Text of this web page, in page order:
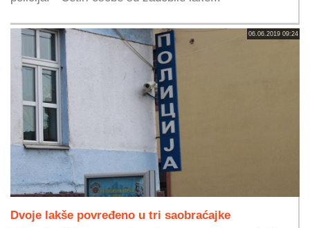
06.06.2019 09:24
Dvoje lakše povređeno u tri saobraćajke